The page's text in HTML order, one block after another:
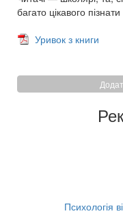
багато цікавого
Уривок з книги
Психологія